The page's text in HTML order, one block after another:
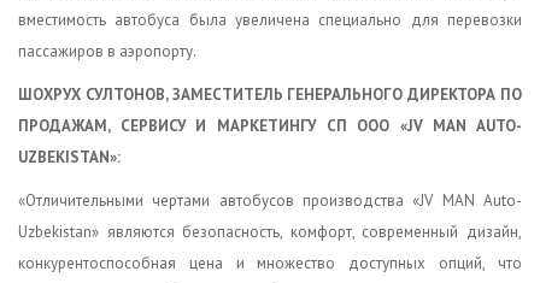
вместимость автобуса была увеличена специально для перевозки
пассажиров в аэропорту.
ШОХРУХ СУЛТОНОВ, ЗАМЕСТИТЕЛЬ ГЕНЕРАЛЬНОГО ДИРЕКТОРА ПО
ПРОДАЖАМ, СЕРВИСУ И МАРКЕТИНГУ СП ООО «JV MAN AUTO-
UZBEKISTAN»:
«Отличительными чертами автобусов производства «JV MAN Auto-
Uzbekistan» являются безопасность, комфорт, современный дизайн,
конкурентоспособная цена и множество доступных опций, что